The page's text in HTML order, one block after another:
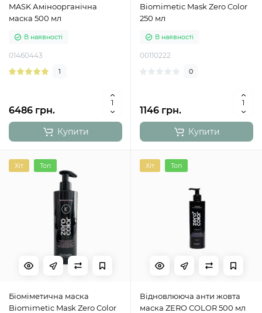
MASK Аміноорганічна
маска 500 мл
В наявності
01460443
1
6486 грн.
Купити
Biomimetic Mask Zero Color
250 мл
В наявності
00110222
0
1146 грн.
Купити
Хіт Топ
Біоміметична маска
Biomimetic Mask Zero Color
Хіт Топ
Відновлююча анти жовта
маска ZERO COLOR 500 мл